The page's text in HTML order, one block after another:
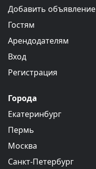
Добавить объявление
Гостям
Арендодателям
Вход
Регистрация
Города
Екатеринбург
Пермь
Москва
Санкт-Петербург